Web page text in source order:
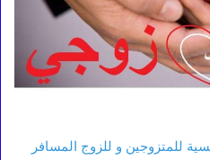
للمتزوجين و للزوج المسافر